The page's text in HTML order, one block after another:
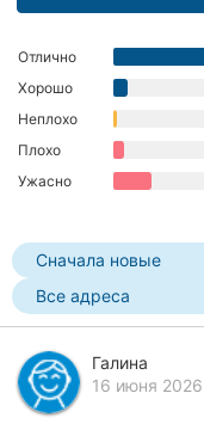
Отлично
Хорошо
Неплохо
Плохо
Ужасно
Сначала новые
Все адреса
Галина
16 июня 2026